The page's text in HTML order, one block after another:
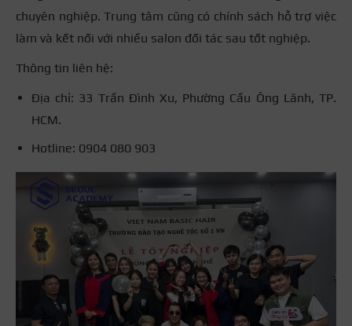
chuyên nghiệp. Trung tâm cũng có chính sách hỗ trợ việc
làm và kết nối với nhiều salon đối tác sau tốt nghiệp.
Thông tin liên hệ:
Địa chỉ: 33 Trần Đình Xu, Phường Cầu Ông Lãnh, TP.
HCM.
Hotline: 0904 080 903